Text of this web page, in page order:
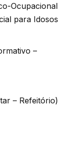
Ocupacional
para Idosos
–
– Refeitório)